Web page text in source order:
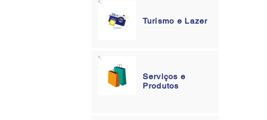
Turismo e Lazer
Serviços e
Produtos